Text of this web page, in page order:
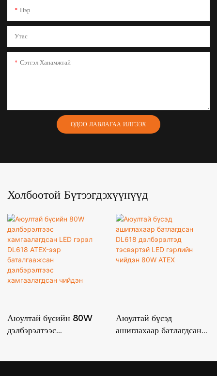
Нэр
Утас
Сэтгэл Ханамжтай
ОДОО ЛАВЛАГАА ИЛГЭЭХ
Холбоотой Бүтээгдэхүүнүүд
Аюултай бүсийн 80W
дэлбэрэлтээс
Аюултай бүсэд
ашиглахаар батлагдсан